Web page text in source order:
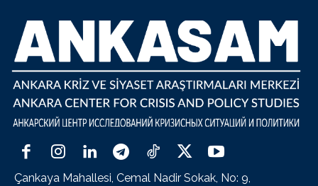
Çankaya Mahallesi, Cemal Nadir Sokak, No: 9,